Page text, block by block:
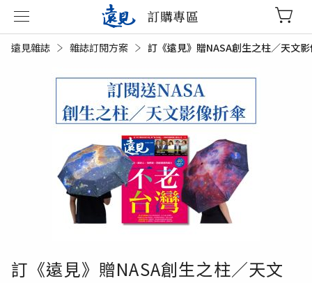
訂購專區
遠見雜誌 雜誌訂閱方案 目前頁面：
訂《遠見》贈NASA創生之柱／天文
訂《遠見》贈NASA創生之柱／天文